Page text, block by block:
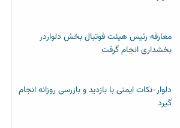
معارفه رئیس هیئت فوتبال بخش دلواردر
بخشداری انجام گرفت
دلوار-نکات ایمنی با بازدید و بازرسی روزانه انجام
گیرد